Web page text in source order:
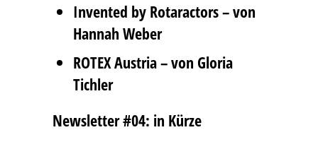
Invented by Rotaractors – von
Hannah Weber
ROTEX Austria – von Gloria
Tichler
Newsletter #04: in Kürze